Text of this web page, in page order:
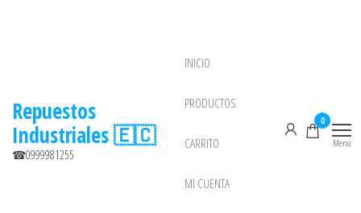
Repuestos
Industriales 🇪🇨
☎0999981255
INICIO
PRODUCTOS
CARRITO
MI CUENTA
0
Menú